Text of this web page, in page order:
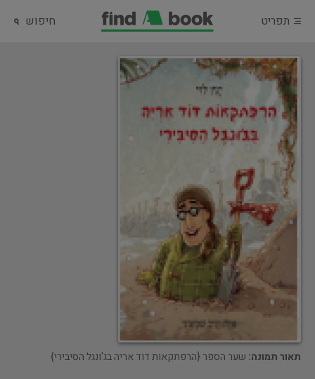
תפריט חיפוש
תאור תמונה: שער הספר {הרפתקאות דוד אריה בג'ונגל הסיבירי}